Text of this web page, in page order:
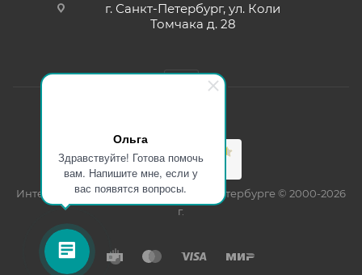
Ольга
Здравствуйте! Готова помочь
вам. Напишите мне, если у
вас появятся вопросы.
г. Санкт-Петербург, ул. Коли
Томчака д. 28
Интернет магазин мебели в Санкт-Петербурге © 2000-2026
г.